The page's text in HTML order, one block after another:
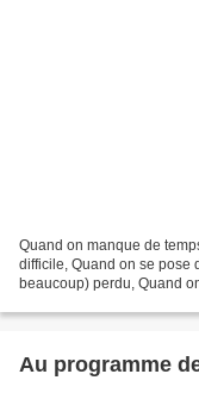
Quand on manque de
difficile, Quand on se pose
beaucoup) perdu, Quand
Au programme